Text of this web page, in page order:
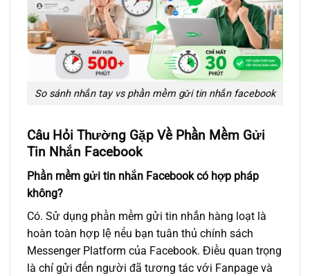
So sánh nhắn tay vs phần mềm gửi tin nhắn facebook
Câu Hỏi Thường Gặp Về Phần Mềm Gửi
Tin Nhắn Facebook
Phần mềm gửi tin nhắn Facebook có hợp pháp
không?
Có. Sử dụng phần mềm gửi tin nhắn hàng loạt là
hoàn toàn hợp lệ nếu bạn tuân thủ chính sách
Messenger Platform của Facebook. Điều quan trọng
là chỉ gửi đến người đã tương tác với Fanpage và